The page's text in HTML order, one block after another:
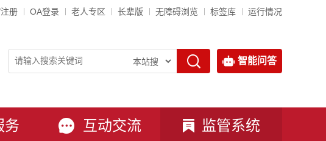
册 OA登录 老人专区 长辈版 无障碍浏览 标签库 运行情况
智能问答
务 互动交流 监管系统